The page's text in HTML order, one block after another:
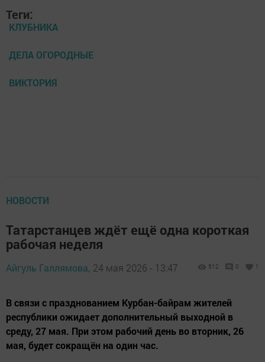
Теги:
КЛУБНИКА
ДЕЛА ОГОРОДНЫЕ
ВИКТОРИЯ
НОВОСТИ
Татарстанцев ждёт ещё одна короткая
рабочая неделя
Айгуль Галлямова, 24 мая 2026 - 13:47 512 0 1
В связи с празднованием Курбан-байрам жителей
республики ожидает дополнительный выходной в
среду, 27 мая. При этом рабочий день во вторник, 26
мая, будет сокращён на один час.